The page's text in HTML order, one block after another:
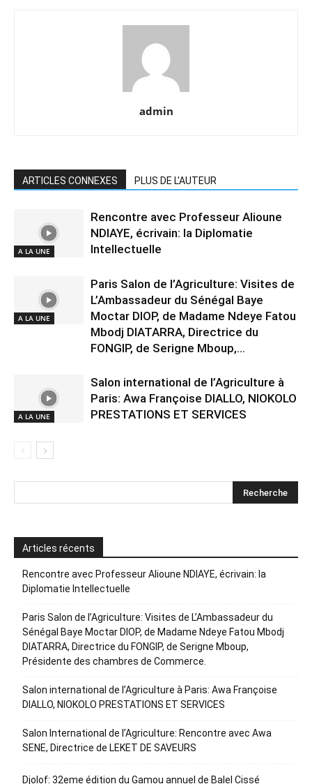
admin
ARTICLES CONNEXES PLUS DE L'AUTEUR
A LA UNE
Rencontre avec Professeur Alioune
NDIAYE, écrivain: la Diplomatie
Intellectuelle
A LA UNE
Paris Salon de l’Agriculture: Visites de
L’Ambassadeur du Sénégal Baye
Moctar DIOP, de Madame Ndeye Fatou
Mbodj DIATARRA, Directrice du
FONGIP, de Serigne Mboup,...
A LA UNE
Salon international de l’Agriculture à
Paris: Awa Françoise DIALLO, NIOKOLO
PRESTATIONS ET SERVICES
Articles récents
Rencontre avec Professeur Alioune NDIAYE, écrivain: la
Diplomatie Intellectuelle
Paris Salon de l’Agriculture: Visites de L’Ambassadeur du
Sénégal Baye Moctar DIOP, de Madame Ndeye Fatou Mbodj
DIATARRA, Directrice du FONGIP, de Serigne Mboup,
Présidente des chambres de Commerce.
Salon international de l’Agriculture à Paris: Awa Françoise
DIALLO, NIOKOLO PRESTATIONS ET SERVICES
Salon International de l’Agriculture: Rencontre avec Awa
SENE, Directrice de LEKET DE SAVEURS
Djolof: 32eme édition du Gamou annuel de Balel Cissé